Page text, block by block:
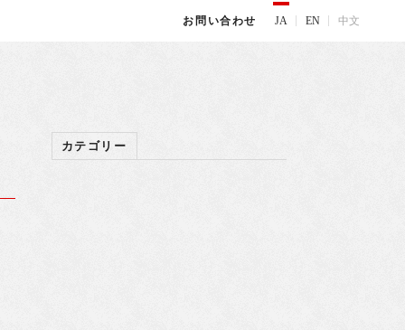
お問い合わせ JA EN 中文
カテゴリー